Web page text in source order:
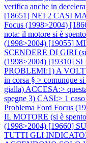
verifica anche in
[18651] NEI 2 CASI
Focus (1998>2004)
nota: il motore si è
(1998>2004) [19055]
SCENDERE DI GIRI
(1998>2004) [19310]
PROBLEMI:1) A
in corsa § > comunque
gialla) ACCESA:>
spegne 3) CASI:> 1
Problema Ford Focus
IL MOTORE (si è
(1998>2004) [19660]
TUTTI GLI